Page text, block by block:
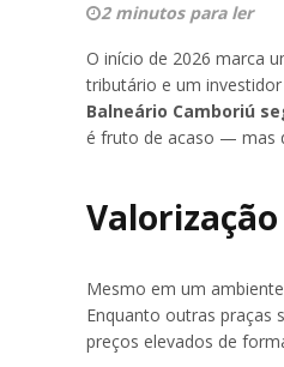
2 minutos para ler
O início de 2026 marca
tributário e um
Balneário Camboriú
é fruto de acaso — mas
Mesmo em um
Enquanto outras praças
preços elevados de